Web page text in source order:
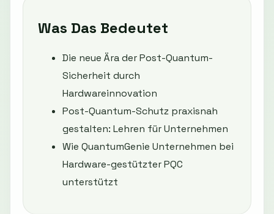
Was Das Bedeutet
Die neue Ära der Post-Quantum-
Sicherheit durch
Hardwareinnovation
Post-Quantum-Schutz praxisnah
gestalten: Lehren für Unternehmen
Wie QuantumGenie Unternehmen bei
Hardware-gestützter PQC
unterstützt